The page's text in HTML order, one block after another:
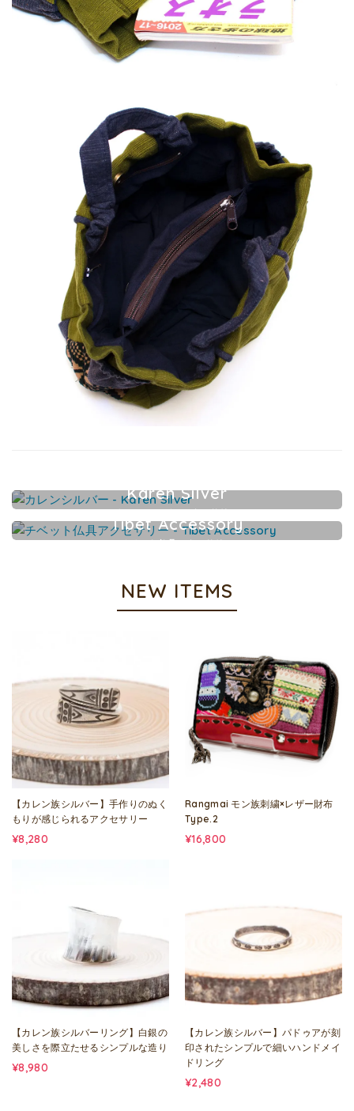
Karen Silver
カレンシルバーアクセサリー
Tibet Accessory
チベット仏具アクセサリー
NEW ITEMS
【カレン族シルバー】手作りのぬく
もりが感じられるアクセサリー
¥8,280
Rangmai モン族刺繍×レザー財布
Type.2
¥16,800
【カレン族シルバーリング】白銀の
美しさを際立たせるシンプルな造り
¥8,980
【カレン族シルバー】パドゥアが刻
印されたシンプルで細いハンドメイ
ドリング
¥2,480